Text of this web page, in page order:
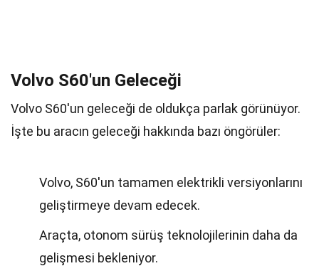
Volvo S60'un Geleceği
Volvo S60'un geleceği de oldukça parlak görünüyor.
İşte bu aracın geleceği hakkında bazı öngörüler:
Volvo, S60'un tamamen elektrikli versiyonlarını
geliştirmeye devam edecek.
Araçta, otonom sürüş teknolojilerinin daha da
gelişmesi bekleniyor.